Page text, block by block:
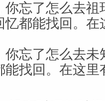
你忘了怎么去
忆都能找回。在
你忘了怎么去
能找回。在这里